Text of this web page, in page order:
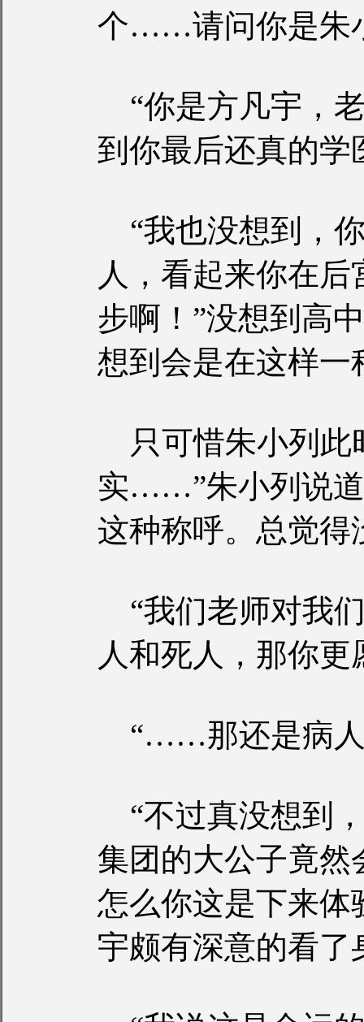
个……请问你是朱
“你是方凡宇，
到你最后还真的学
“我也没想到，
人，看起来你在
步啊！”没想到高
想到会是在这样一
只可惜朱小列此
实……”朱小列说道
这种称呼。总觉得
“我们老师对我
人和死人，那你
“……那还是病人
“不过真没想到
集团的大公子竟然
怎么你这是下来
宇颇有深意的看了